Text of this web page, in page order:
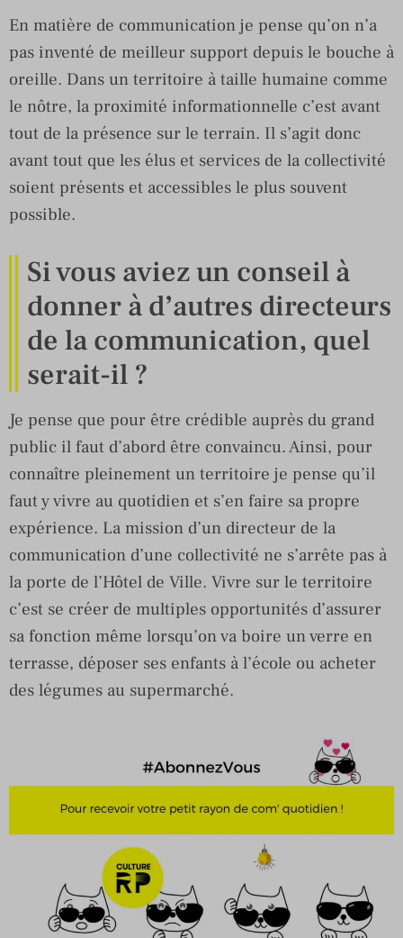
En matière de communication je pense qu’on n’a
pas inventé de meilleur support depuis le bouche à
oreille. Dans un territoire à taille humaine comme
le nôtre, la proximité informationnelle c’est avant
tout de la présence sur le terrain. Il s’agit donc
avant tout que les élus et services de la collectivité
soient présents et accessibles le plus souvent
possible.
Si vous aviez un conseil à
donner à d’autres directeurs
de la communication, quel
serait-il ?
Je pense que pour être crédible auprès du grand
public il faut d’abord être convaincu. Ainsi, pour
connaître pleinement un territoire je pense qu’il
faut y vivre au quotidien et s’en faire sa propre
expérience. La mission d’un directeur de la
communication d’une collectivité ne s’arrête pas à
la porte de l’Hôtel de Ville. Vivre sur le territoire
c’est se créer de multiples opportunités d’assurer
sa fonction même lorsqu’on va boire un verre en
terrasse, déposer ses enfants à l’école ou acheter
des légumes au supermarché.